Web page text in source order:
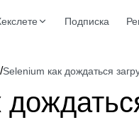
Подписка
/Selenium как дождаться